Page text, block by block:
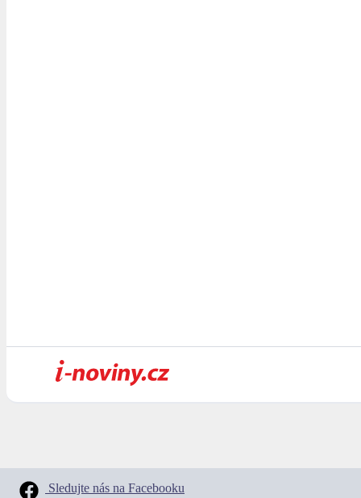
Sledujte nás na Facebooku